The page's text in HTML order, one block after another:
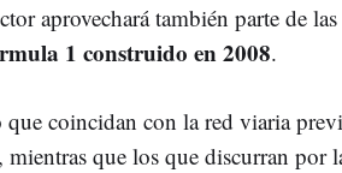
aprovechará también parte de
1 construido en 2008.
coincidan con la red viaria
que los que discurran por